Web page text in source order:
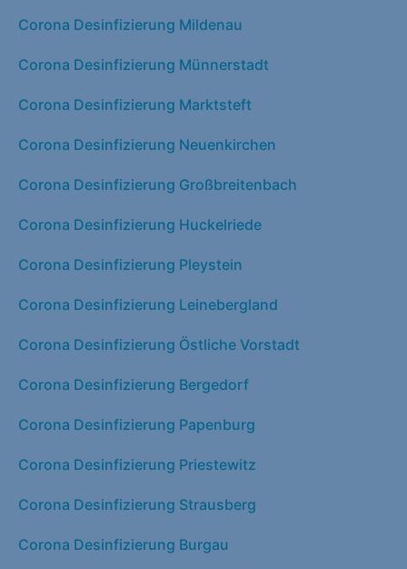
Corona Desinfizierung Mildenau
Corona Desinfizierung Münnerstadt
Corona Desinfizierung Marktsteft
Corona Desinfizierung Neuenkirchen
Corona Desinfizierung Großbreitenbach
Corona Desinfizierung Huckelriede
Corona Desinfizierung Pleystein
Corona Desinfizierung Leinebergland
Corona Desinfizierung Östliche Vorstadt
Corona Desinfizierung Bergedorf
Corona Desinfizierung Papenburg
Corona Desinfizierung Priestewitz
Corona Desinfizierung Strausberg
Corona Desinfizierung Burgau